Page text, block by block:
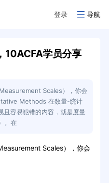
登录 导航
10ACFA学员分享
Scales），你会
Methods 在数量-统计
且容易犯错的内容，就是度量
。在
Scales），你会